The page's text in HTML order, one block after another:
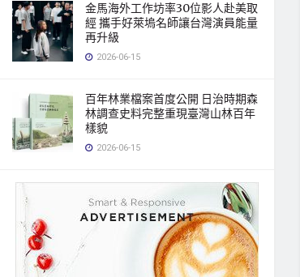
金馬海外工作坊率30位影人赴美取
經 攜手好萊塢名師讓台灣演員能量
再升級
2026-06-15
百年林業檔案首度公開 日治時期森
林調查史料完整重現臺灣山林百年
樣貌
2026-06-15